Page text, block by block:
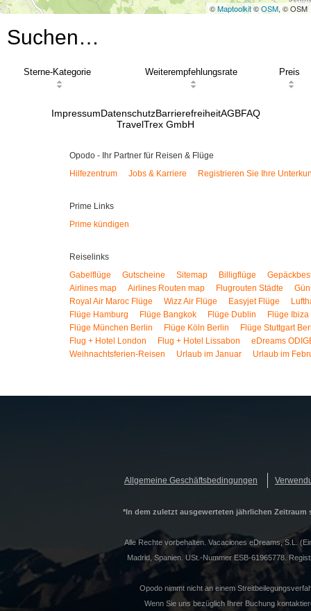
©Maptoolkit©OSM, © OSM
Suchen…
Sterne-Kategorie Weiterempfehlungsrate Preis
ImpressumDatenschutzBarrierefreiheitAGBFAQ
TravelTrex GmbH